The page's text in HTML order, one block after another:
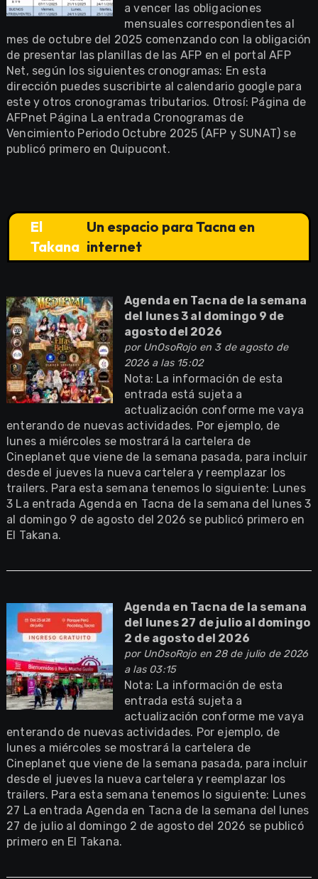
a vencer las obligaciones
mensuales correspondientes al
mes de octubre del 2025 comenzando con la obligación
de presentar las planillas de las AFP en el portal AFP
Net, según los siguientes cronogramas: En esta
dirección puedes suscribirte al calendario google para
este y otros cronogramas tributarios. Otrosí: Página de
AFPnet Página La entrada Cronogramas de
Vencimiento Periodo Octubre 2025 (AFP y SUNAT) se
publicó primero en Quipucont.
El
Takana
Un espacio para Tacna en
internet
Agenda en Tacna de la semana
del lunes 3 al domingo 9 de
agosto del 2026
por UnOsoRojoen 3 de agosto de
2026 a las 15:02
Nota: La información de esta
entrada está sujeta a
actualización conforme me vaya
enterando de nuevas actividades. Por ejemplo, de
lunes a miércoles se mostrará la cartelera de
Cineplanet que viene de la semana pasada, para incluir
desde el jueves la nueva cartelera y reemplazar los
trailers. Para esta semana tenemos lo siguiente: Lunes
3 La entrada Agenda en Tacna de la semana del lunes 3
al domingo 9 de agosto del 2026 se publicó primero en
El Takana.
Agenda en Tacna de la semana
del lunes 27 de julio al domingo
2 de agosto del 2026
por UnOsoRojoen 28 de julio de 2026
a las 03:15
Nota: La información de esta
entrada está sujeta a
actualización conforme me vaya
enterando de nuevas actividades. Por ejemplo, de
lunes a miércoles se mostrará la cartelera de
Cineplanet que viene de la semana pasada, para incluir
desde el jueves la nueva cartelera y reemplazar los
trailers. Para esta semana tenemos lo siguiente: Lunes
27 La entrada Agenda en Tacna de la semana del lunes
27 de julio al domingo 2 de agosto del 2026 se publicó
primero en El Takana.